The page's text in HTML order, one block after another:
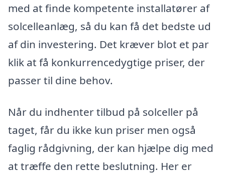
med at finde kompetente installatører af
solcelleanlæg, så du kan få det bedste ud
af din investering. Det kræver blot et par
klik at få konkurrencedygtige priser, der
passer til dine behov.
Når du indhenter tilbud på solceller på
taget, får du ikke kun priser men også
faglig rådgivning, der kan hjælpe dig med
at træffe den rette beslutning. Her er